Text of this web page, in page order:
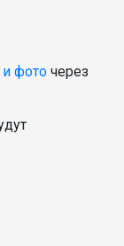
и фото через